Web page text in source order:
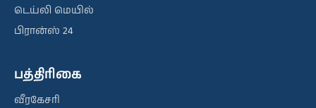
டெய்லி மெயில்
பிரான்ஸ் 24
பத்திரிகை
வீரகேசரி